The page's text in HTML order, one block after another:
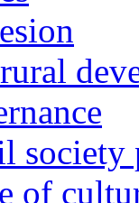
society
of